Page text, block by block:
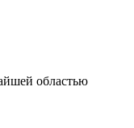
областью